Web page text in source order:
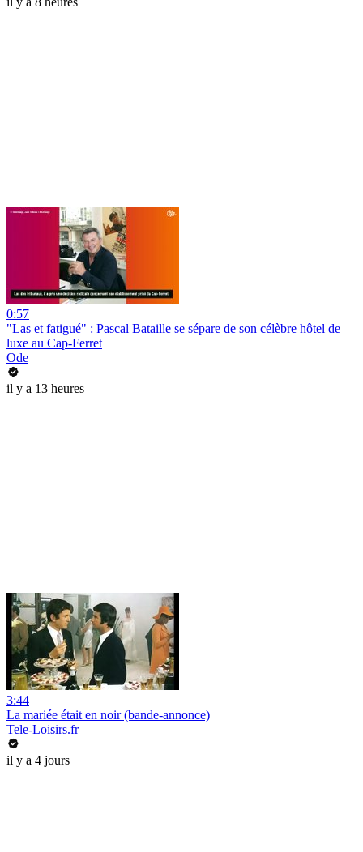
0:57
"Las et fatigué" : Pascal Bataille se sépare de son célèbre hôtel de
luxe au Cap-Ferret
Ode
il y a 13 heures
3:44
La mariée était en noir (bande-annonce)
Tele-Loisirs.fr
il y a 4 jours